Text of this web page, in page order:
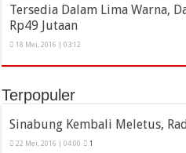
Tersedia Dalam Lima Warna,
Rp49 Jutaan
18 Mei, 2016 | 03:12
Terpopuler
Sinabung Kembali Meletus,
22 Mei, 2016 | 04:00 1